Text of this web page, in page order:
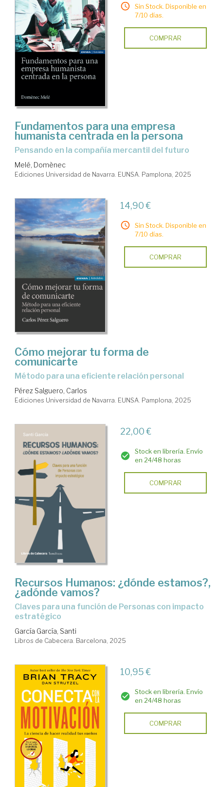
Sin Stock. Disponible en
7/10 días.
COMPRAR
Fundamentos para una empresa
humanista centrada en la persona
Pensando en la compañía mercantil del futuro
Melé, Domènec
Ediciones Universidad de Navarra. EUNSA. Pamplona, 2025
14,90 €
Sin Stock. Disponible en
7/10 días.
COMPRAR
Cómo mejorar tu forma de
comunicarte
Método para una eficiente relación personal
Pérez Salguero, Carlos
Ediciones Universidad de Navarra. EUNSA. Pamplona, 2025
22,00 €
Stock en librería. Envío
en 24/48 horas
COMPRAR
Recursos Humanos: ¿dónde estamos?,
¿adónde vamos?
Claves para una función de Personas con impacto
estratégico
García García, Santi
Libros de Cabecera. Barcelona, 2025
10,95 €
Stock en librería. Envío
en 24/48 horas
COMPRAR